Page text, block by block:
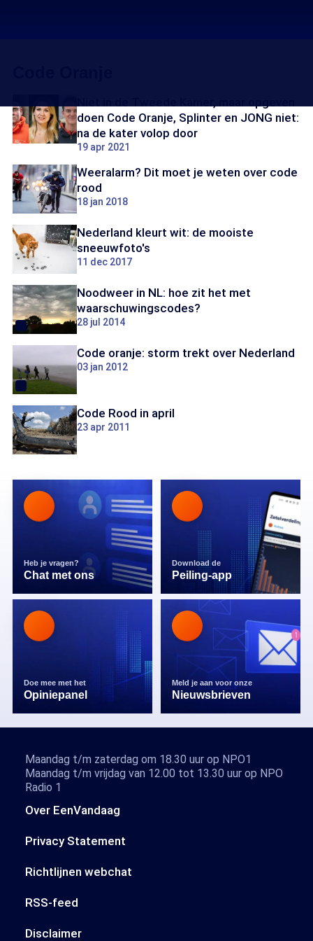
doen Code Oranje, Splinter en JONG niet:
na de kater volop door
19 apr 2021
Weeralarm? Dit moet je weten over code
rood
18 jan 2018
Nederland kleurt wit: de mooiste
sneeuwfoto's
11 dec 2017
Noodweer in NL: hoe zit het met
waarschuwingscodes?
28 jul 2014
Code oranje: storm trekt over Nederland
03 jan 2012
Code Rood in april
23 apr 2011
Heb je vragen?
Chat met ons
Download de
Peiling-app
Doe mee met het
Opiniepanel
Meld je aan voor onze
Nieuwsbrieven
Over EenVandaag
Privacy Statement
Richtlijnen webchat
RSS-feed
Disclaimer
Maandag t/m zaterdag om 18.30 uur op NPO1
Maandag t/m vrijdag van 12.00 tot 13.30 uur op NPO
Radio 1